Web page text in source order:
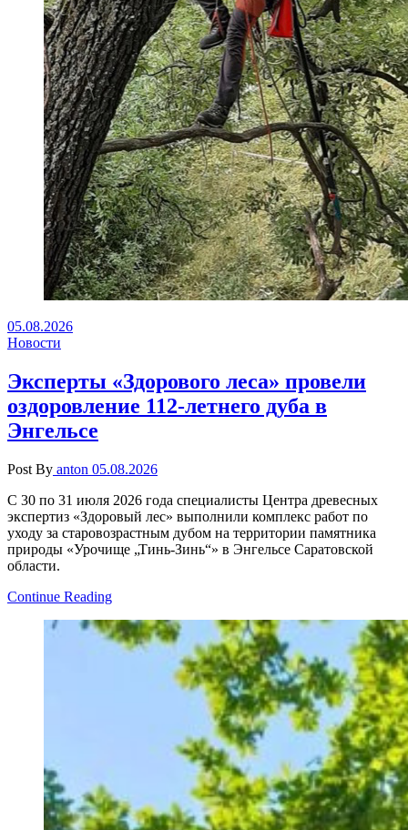
05.08.2026
Новости
Эксперты «Здорового леса» провели
оздоровление 112-летнего дуба в
Энгельсе
Post By anton 05.08.2026
С 30 по 31 июля 2026 года специалисты Центра древесных
экспертиз «Здоровый лес» выполнили комплекс работ по
уходу за старовозрастным дубом на территории памятника
природы «Урочище „Тинь-Зинь“» в Энгельсе Саратовской
области.
Continue Reading